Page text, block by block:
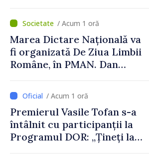
Bolea: „Drumuri bune
înseamnă deplasări sigure
ale agenților economici și
cetățenilor”
/ Acum 1 oră
Marea Dictare Națională va
fi organizată De Ziua Limbii
Române, în PMAN. Dan
semnificație aparte în acest
an”
/ Acum 1 oră
Premierul Vasile Tofan s-a
întâlnit cu participanții la
Programul DOR: „Țineți la